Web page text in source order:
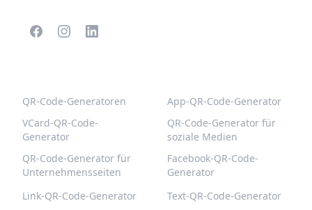
QR-Code-Generatoren
VCard-QR-Code-
Generator
QR-Code-Generator für
Unternehmensseiten
Link-QR-Code-Generator
App-QR-Code-Generator
QR-Code-Generator für
soziale Medien
Facebook-QR-Code-
Generator
Text-QR-Code-Generator